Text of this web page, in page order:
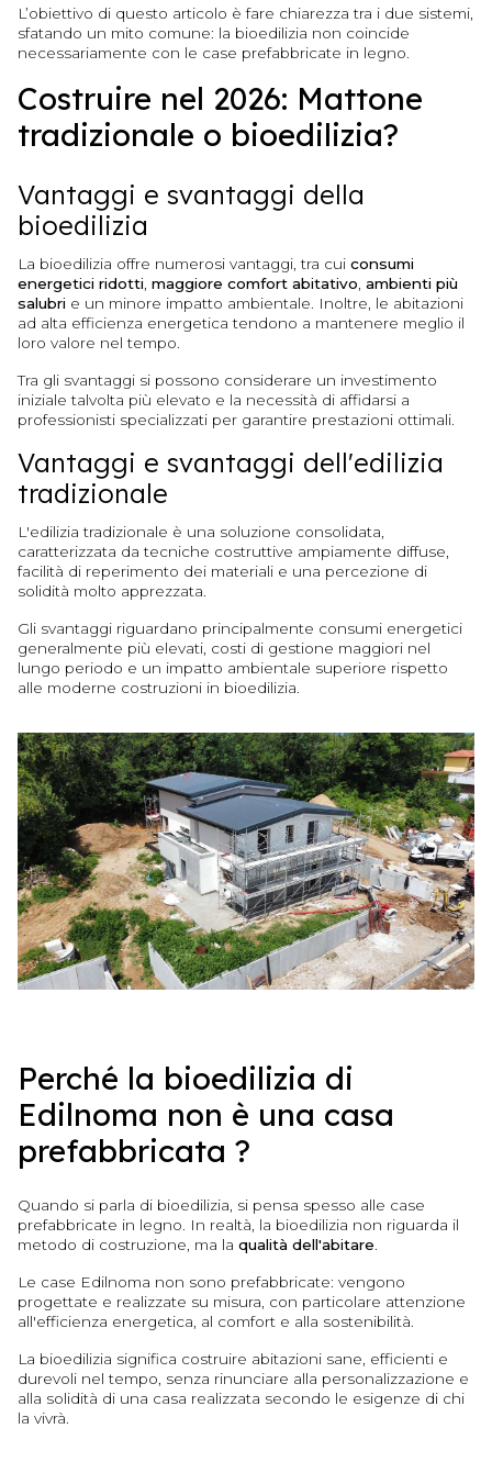
L’obiettivo di questo articolo è fare chiarezza tra i due sistemi,
sfatando un mito comune: la bioedilizia non coincide
necessariamente con le case prefabbricate in legno.
Costruire nel 2026: Mattone
tradizionale o bioedilizia?
Vantaggi e svantaggi della
bioedilizia
La bioedilizia offre numerosi vantaggi, tra cui consumi
energetici ridotti maggiore comfort abitativo ambienti più
salubri e un minore impatto ambientale. Inoltre, le abitazioni
ad alta efficienza energetica tendono a mantenere meglio il
loro valore nel tempo.
Tra gli svantaggi si possono considerare un investimento
iniziale talvolta più elevato e la necessità di affidarsi a
professionisti specializzati per garantire prestazioni ottimali.
Vantaggi e svantaggi dell'edilizia
tradizionale
L'edilizia tradizionale è una soluzione consolidata,
caratterizzata da tecniche costruttive ampiamente diffuse,
facilità di reperimento dei materiali e una percezione di
solidità molto apprezzata.
Gli svantaggi riguardano principalmente consumi energetici
generalmente più elevati, costi di gestione maggiori nel
lungo periodo e un impatto ambientale superiore rispetto
alle moderne costruzioni in bioedilizia.
Perché la bioedilizia di
Edilnoma non è una casa
prefabbricata ?
Quando si parla di bioedilizia, si pensa spesso alle case
prefabbricate in legno. In realtà, la bioedilizia non riguarda il
metodo di costruzione, ma la qualità dell'abitare
Le case Edilnoma non sono prefabbricate: vengono
progettate e realizzate su misura, con particolare attenzione
all'efficienza energetica, al comfort e alla sostenibilità.
La bioedilizia significa costruire abitazioni sane, efficienti e
durevoli nel tempo, senza rinunciare alla personalizzazione e
alla solidità di una casa realizzata secondo le esigenze di chi
la vivrà.